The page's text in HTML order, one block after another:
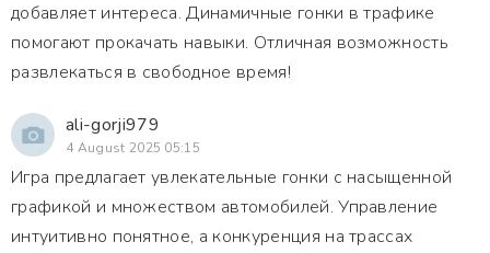
добавляет интереса. Динамичные гонки в трафике
помогают прокачать навыки. Отличная возможность
развлекаться в свободное время!
ali-gorji979
4 August 2025 05:15
Игра предлагает увлекательные гонки с насыщенной
графикой и множеством автомобилей. Управление
интуитивно понятное, а конкуренция на трассах